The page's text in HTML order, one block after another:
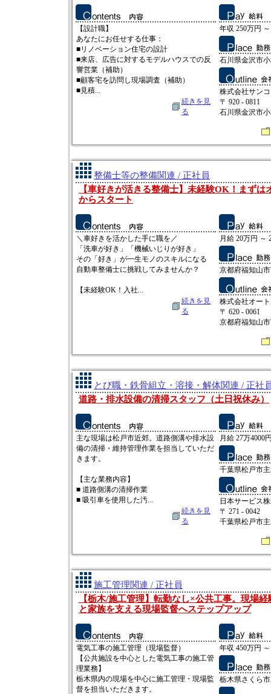
【設計職】
あなたにお任せする仕事：
■リノベーション住宅の設計
■来店、広告に対するモデルハウスでの反
響営業（補助）
■顧客宅を訪問し現場調査（補助）
■見積...
続きを見
る
年収 250万円
石川県金沢市
株式会社サン
〒 920 - 0811
石川県金沢市
整備士等の整備関連 / 正社員
【車好きが活きる整備士】未経験OK！まずは
からスタート
＼車好きを活かした手に職を／
「洗車が好き」「機械いじりが好き」
その「好き」が一生モノのスキルになる
自動車整備士に挑戦してみませんか？
【未経験OK！入社...
続きを見
る
月給 20万円 ～
京都府福知山
株式会社オー
〒 620 - 0061
京都府福知山
とび職・鉄骨組立・溶接・解体関連 / 正社
道路・排水設備の清掃スタッフ（土日祝休み）
主な現場は松戸市近郊。道路側溝や排水設
備の清掃・維持管理作業を担当していただ
きます。
【主な業務内容】
■ 道路側溝の清掃作業
■ 吸引車を使用した汚...
続きを見
る
月給 27万4000
千葉県松戸市
日本サービス
〒 271 - 0042
千葉県松戸市
施工管理関連 / 正社員
【栃木/施工管理】転勤なし×公共工事。現場
と家族を支える現場監督へステップアップ
電気工事の施工管理（現場監督）
【公共施設を中心とした電気工事の施工管
理業務】
栃木県内の現場を中心に施工管理・現場監
督を担当いただきます。
年収 450万円
栃木県さくら